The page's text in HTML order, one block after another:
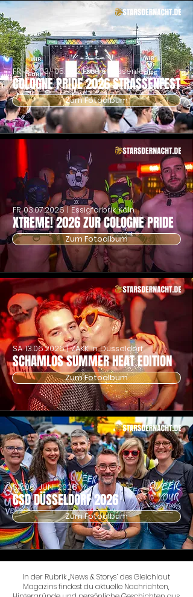
COLOGNE PRIDE 2026 STRASSENFEST
FR-SO03.-05.07.2026| Strassenfest
Zum Fotoalbum
XTREME! 2026 ZUR COLOGNE PRIDE
FR03.07.2026| Essigfarbrik Köln
Zum Fotoalbum
SCHAMLOS SUMMER HEAT EDITION
SA13.06.2026| ZAKK in Düsseldorf
Zum Fotoalbum
CSD DÜSSELDORF 2026
SA 06. JUNI 2026
Zum Fotoalbum
In der Rubrik „News & Storys“ des Gleichlaut
Magazins findest du aktuelle Nachrichten,